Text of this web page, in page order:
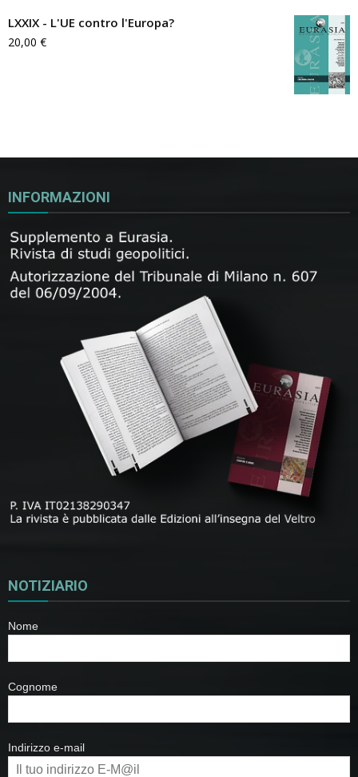
LXXIX - L'UE contro l'Europa?
20,00 €
INFORMAZIONI
NOTIZIARIO
Nome
Cognome
Indirizzo e-mail